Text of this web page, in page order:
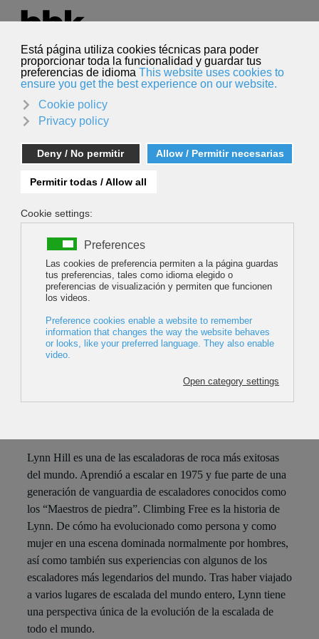
Seleccione su idioma
Español
Buscar
Mendi Talk. Lynn Hill - Climbing Free
Lugar:Sala BBK
* Traducción simultánea
Lynn Hill es una de las escaladoras de roca más exitosas
del mundo. Aprendió a escalar en 1975 y fue parte de una
generación de vanguardia de escaladores conocidos como
los “Maestros de piedra”. Climbing Free es la historia de
Lynn. De cómo ha evolucionado como persona y como
mujer en una escena dominada normalmente por hombres,
así como también sus experiencias con algunos de los
escaladores más legendarios del mundo. Tras haber viajado
a varios lugares de escalada del mundo entero, Lynn tiene
una perspectiva única de la evolución de la escalada de
todo el mundo.